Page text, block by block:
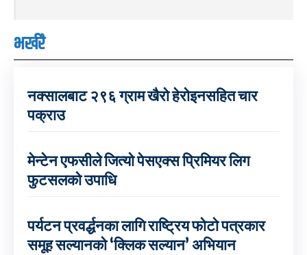
भर्खरै
नक्सालबाट २९६ ग्राम खैरो हेरोइनसहित चार
पक्राउ
मेन्टेन एफसीले जित्यो पेसएक्स प्रिमियर लिग
फुटसलको उपाधि
पर्यटन प्रवर्द्धनका लागि राष्ट्रिय फोटो पत्रकार
समूह सल्यानको ‘क्लिक सल्यान’ अभियान